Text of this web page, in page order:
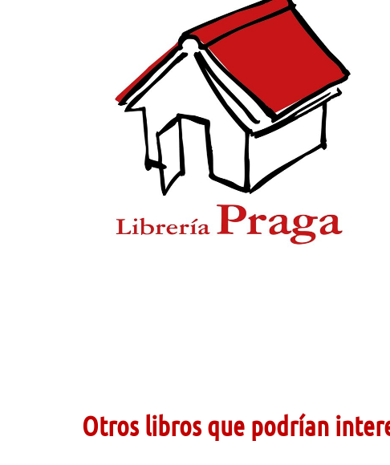
Otros libros que podrían